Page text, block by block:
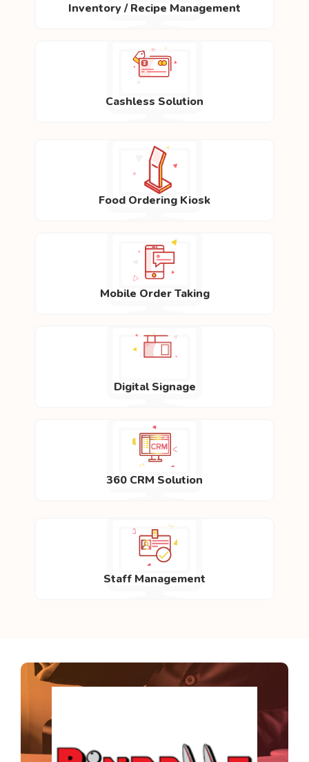
Inventory / Recipe Management
Cashless Solution
Food Ordering Kiosk
Mobile Order Taking
Digital Signage
360 CRM Solution
Staff Management